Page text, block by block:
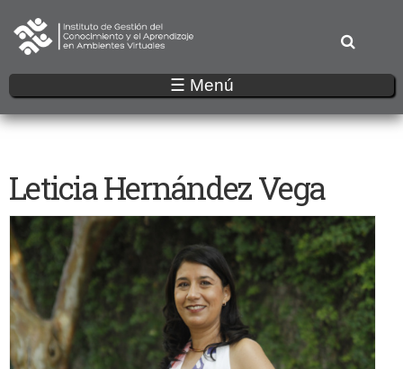
al
contenido
principal
☰ Menú
Leticia Hernández Vega